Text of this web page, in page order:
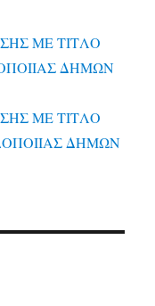
ΜΕ ΤΙΤΛΟ
ΔΗΜΩΝ
ΜΕ ΤΙΤΛΟ
ΔΗΜΩΝ